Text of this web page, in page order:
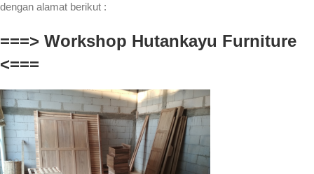
dengan alamat berikut :
===> Workshop Hutankayu Furniture
<===